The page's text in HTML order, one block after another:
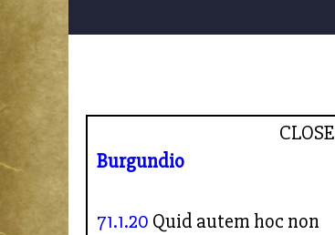
CLOSE
Burgundio
71.1.20 Quid autem hoc non